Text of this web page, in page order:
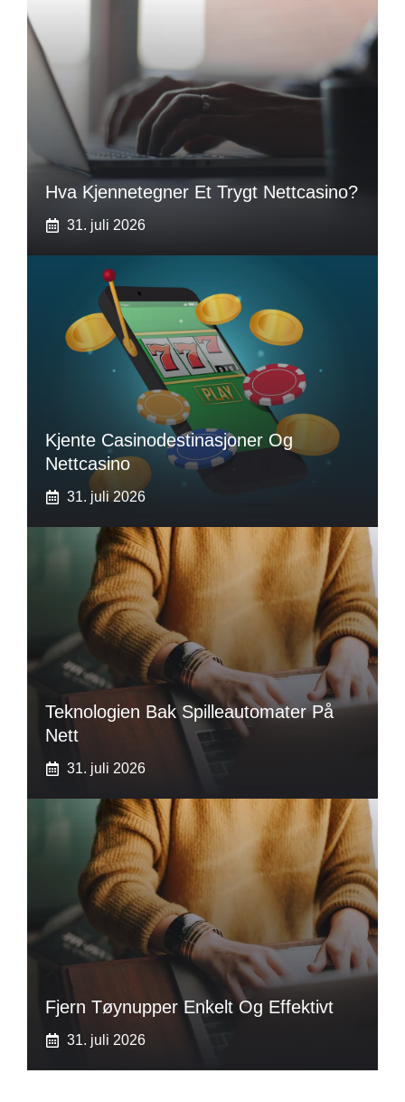
Hva Kjennetegner Et Trygt Nettcasino?
31. juli 2026
Kjente Casinodestinasjoner Og
Nettcasino
31. juli 2026
Teknologien Bak Spilleautomater På
Nett
31. juli 2026
Fjern Tøynupper Enkelt Og Effektivt
31. juli 2026